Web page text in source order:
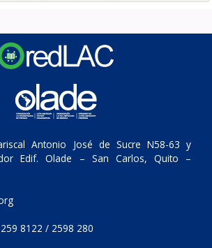
Antonio José de Sucre N58-63 y
Edif. Olade – San Carlos, Quito –
8122 / 2598 280